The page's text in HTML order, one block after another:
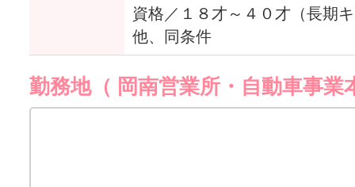
資格／１８才～４０才（長期
他、同条件
勤務地（ 岡南営業所・自動車事業